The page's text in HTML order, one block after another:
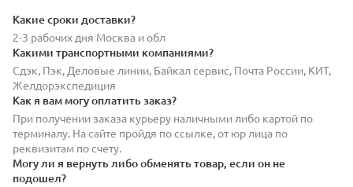
Какие сроки доставки?
2-3 рабочих дня Москва и обл
Какими транспортными компаниями?
Сдэк, Пэк, Деловые линии, Байкал сервис, Почта России, КИТ,
Желдорэкспедиция
Как я вам могу оплатить заказ?
При получении заказа курьеру наличными либо картой по
терминалу. На сайте пройдя по ссылке, от юр лица по
реквизитам по счету.
Могу ли я вернуть либо обменять товар, если он не
подошел?